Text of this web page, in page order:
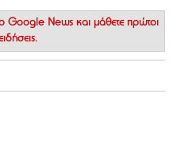
Google News και μάθετε πρώτοι